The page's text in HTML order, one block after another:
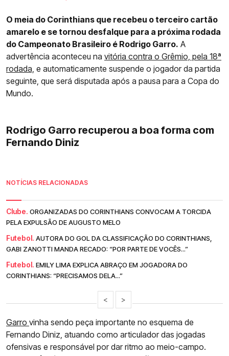
O meia do Corinthians que recebeu o terceiro cartão
amarelo e se tornou desfalque para a próxima rodada
do Campeonato Brasileiro é Rodrigo Garro. A
advertência aconteceu na vitória contra o Grêmio, pela 18ª
rodada, e automaticamente suspende o jogador da partida
seguinte, que será disputada após a pausa para a Copa do
Mundo.
Rodrigo Garro recuperou a boa forma com
Fernando Diniz
NOTÍCIAS RELACIONADAS
Clube. ORGANIZADAS DO CORINTHIANS CONVOCAM A TORCIDA
PELA EXPULSÃO DE AUGUSTO MELO
Futebol. AUTORA DO GOL DA CLASSIFICAÇÃO DO CORINTHIANS,
GABI ZANOTTI MANDA RECADO: “POR PARTE DE VOCÊS...”
Futebol. EMILY LIMA EXPLICA ABRAÇO EM JOGADORA DO
CORINTHIANS: “PRECISAMOS DELA...”
< >
Garro vinha sendo peça importante no esquema de
Fernando Diniz, atuando como articulador das jogadas
ofensivas e responsável por dar ritmo ao meio-campo.